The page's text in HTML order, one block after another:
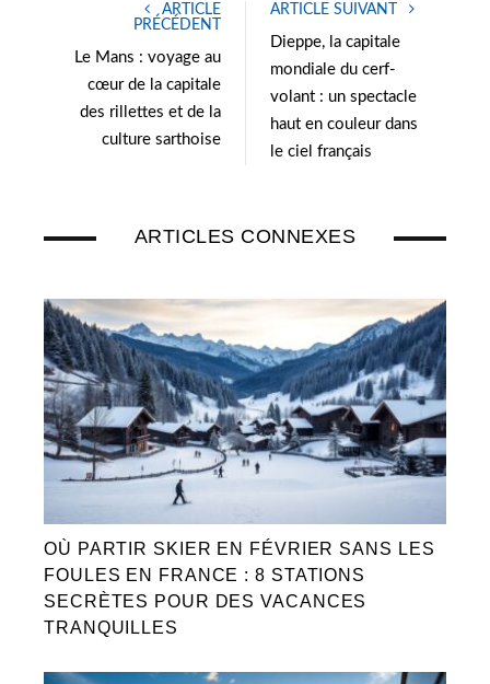
ARTICLE
PRÉCÉDENT
Le Mans : voyage au
cœur de la capitale
des rillettes et de la
culture sarthoise
ARTICLE SUIVANT
Dieppe, la capitale
mondiale du cerf-
volant : un spectacle
haut en couleur dans
le ciel français
ARTICLES CONNEXES
OÙ PARTIR SKIER EN FÉVRIER SANS LES
FOULES EN FRANCE : 8 STATIONS
SECRÈTES POUR DES VACANCES
TRANQUILLES